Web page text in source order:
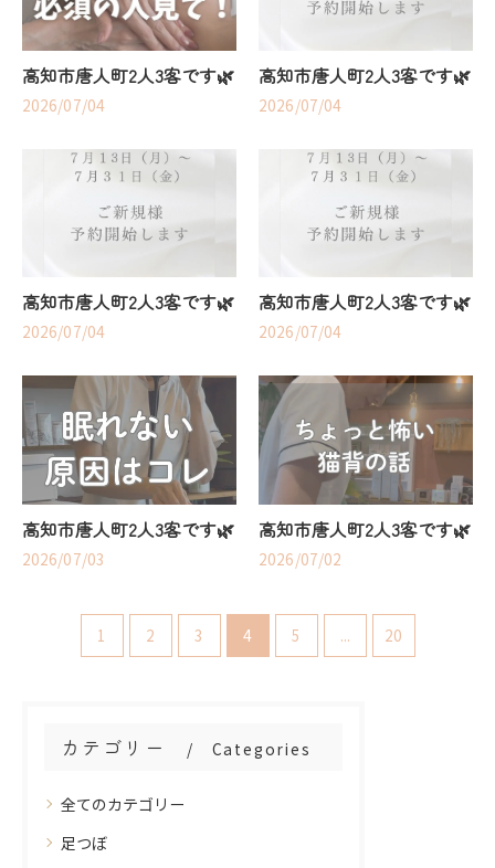
高知市唐人町2人3客です🌿
2026/07/04
高知市唐人町2人3客です🌿
2026/07/04
高知市唐人町2人3客です🌿
2026/07/04
高知市唐人町2人3客です🌿
2026/07/04
高知市唐人町2人3客です🌿
2026/07/03
高知市唐人町2人3客です🌿
2026/07/02
1 2 3 4 5 ... 20
カテゴリー Categories
全てのカテゴリー
足つぼ